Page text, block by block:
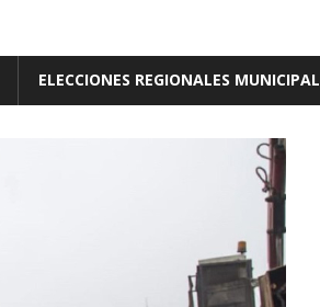
ELECCIONES REGIONALES